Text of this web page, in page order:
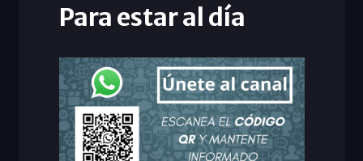
Para estar al día